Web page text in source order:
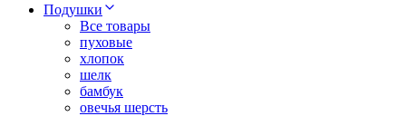
Подушки
Все товары
пуховые
хлопок
шелк
бамбук
овечья шерсть